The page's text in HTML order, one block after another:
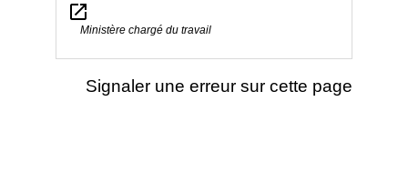
open_in_new
Ministère chargé du travail
Signaler une erreur sur cette page